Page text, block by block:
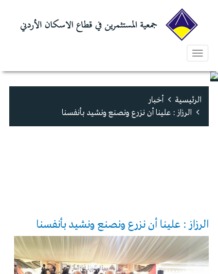
Toggle
navigation
الرئيسية
أخبار
الرزاز : علينا أن نزرع ونصنع ونشيد بأنفسنا
الرزاز : علينا أن نزرع ونصنع ونشيد بأنفسنا